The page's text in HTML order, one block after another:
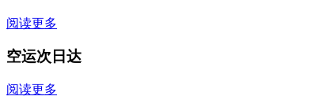
阅读更多
空运次日达
阅读更多